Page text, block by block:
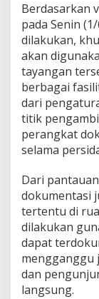
Berdasarkan
pada Senin
dilakukan,
akan
tayangan
berbagai
dari
titik
perangkat
selama
Dari
dokumentasi
tertentu di
dilakukan
dapat
mengganggu
dan
langsung.